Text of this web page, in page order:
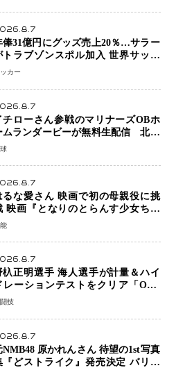
俸31億円にグッズ売上20％…サラー
トラブゾンスポル加入 世界サッカ
は「五大リーグ一強」から新時代へ
カー
チローさん参戦のマリナーズOBホ
ムランダービーが無料生配信 北米
らではの“魅せる興行”に世界が注目
るな愛さん 映画で初の母親役に挑
映画『となりのとらんす少女ちゃ
』11月7日公開 未来の自分との対話
杁正明選手 海人選手が計量＆ハイ
レーションテストをクリア「ONE
2」決戦へ万全の準備整う
技
NMB48 原かれんさん 待望の1st写真
『どストライク』発売決定 バリで